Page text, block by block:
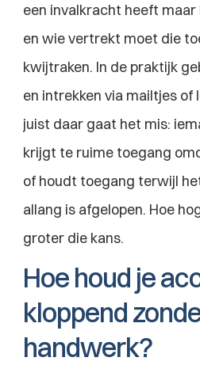
een invalkracht heeft
en wie vertrekt moet die
kwijtraken. In de praktijk
en intrekken via mailtjes of
juist daar gaat het mis:
krijgt te ruime toegang
of houdt toegang terwijl
allang is afgelopen. Hoe
groter die kans.
Hoe houd je
kloppend
handwerk?